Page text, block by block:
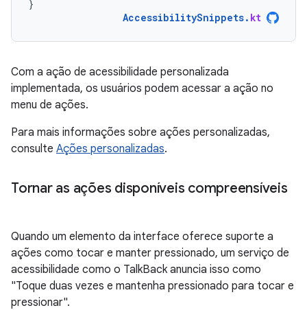
}
AccessibilitySnippets. kt
Com a ação de acessibilidade personalizada
implementada, os usuários podem acessar a ação no
menu de ações.
Para mais informações sobre ações personalizadas,
consulte Ações personalizadas.
Tornar as ações disponíveis compreensíveis
Quando um elemento da interface oferece suporte a
ações como tocar e manter pressionado, um serviço de
acessibilidade como o TalkBack anuncia isso como
"Toque duas vezes e mantenha pressionado para tocar e
pressionar".